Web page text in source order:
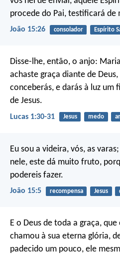
procede do Pai, testificará de
João 15:26 consolador Espírito
Disse-lhe, então, o anjo:
achaste graça diante de
conceberás, e darás à luz um
de Jesus.
Lucas 1:30-31 Jesus medo
Eu sou a videira, vós, as
nele, este dá muito fruto,
podereis fazer.
João 15:5 recompensa Jesus
E o Deus de toda a graça, que
chamou à sua eterna glória,
padecido um pouco, ele